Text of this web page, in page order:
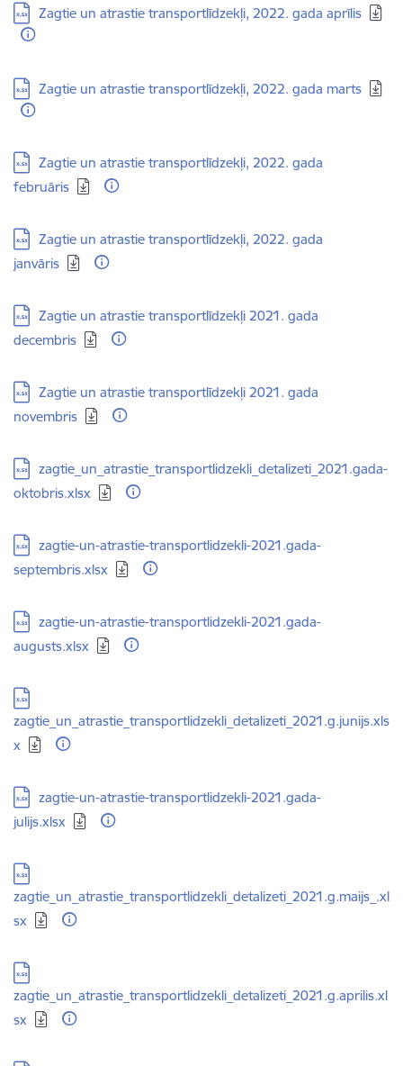
Lejupielādēt:
Zagtie un atrastie transportlīdzekļi, 2022. gada aprīlis
Lejupielādēt:
Zagtie un atrastie transportlīdzekļi, 2022. gada marts
Lejupielādēt:
Zagtie un atrastie transportlīdzekļi, 2022. gada
februāris
Lejupielādēt:
Zagtie un atrastie transportlīdzekļi, 2022. gada
janvāris
Lejupielādēt:
Zagtie un atrastie transportlīdzekļi 2021. gada
decembris
Lejupielādēt:
Zagtie un atrastie transportlīdzekļi 2021. gada
novembris
Lejupielādēt:
zagtie_un_atrastie_transportlidzekli_detalizeti_2021.gada-
oktobris.xlsx
Lejupielādēt:
zagtie-un-atrastie-transportlidzekli-2021.gada-
septembris.xlsx
Lejupielādēt:
zagtie-un-atrastie-transportlidzekli-2021.gada-
augusts.xlsx
Lejupielādēt:
zagtie_un_atrastie_transportlidzekli_detalizeti_2021.g.junijs.xls
x
Lejupielādēt:
zagtie-un-atrastie-transportlidzekli-2021.gada-
julijs.xlsx
Lejupielādēt:
zagtie_un_atrastie_transportlidzekli_detalizeti_2021.g.maijs_.xl
sx
Lejupielādēt:
zagtie_un_atrastie_transportlidzekli_detalizeti_2021.g.aprilis.xl
sx